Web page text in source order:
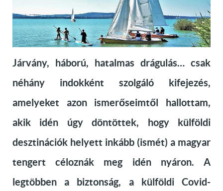
Járvány, háború, hatalmas drágulás… csak
néhány indokként szolgáló kifejezés,
amelyeket azon ismerőseimtől hallottam,
akik idén úgy döntöttek, hogy külföldi
desztinációk helyett inkább (ismét) a magyar
tengert céloznák meg idén nyáron. A
legtöbben a biztonság, a külföldi Covid-